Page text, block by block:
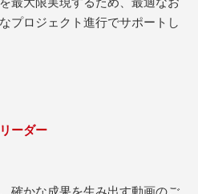
プロジェクト進行でサポートし
ーダー
確かな成果を生み出す動画のご